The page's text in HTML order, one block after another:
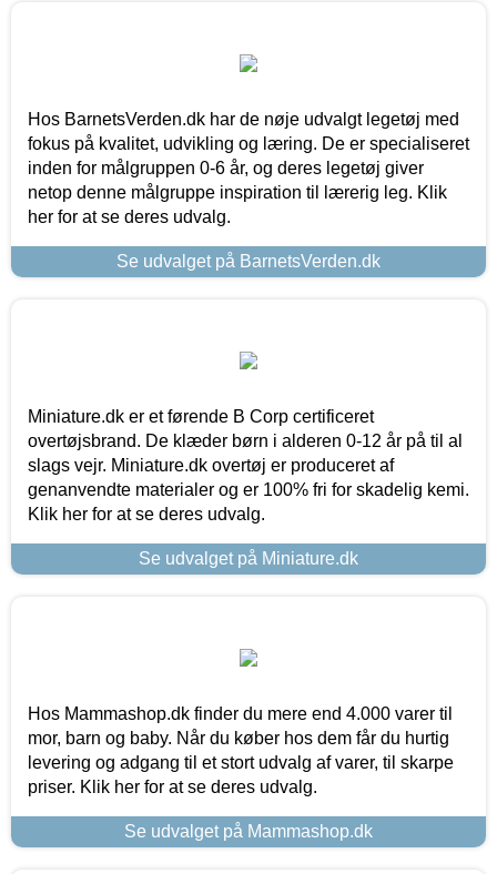
Hos BarnetsVerden.dk har de nøje udvalgt legetøj med
fokus på kvalitet, udvikling og læring. De er specialiseret
inden for målgruppen 0-6 år, og deres legetøj giver
netop denne målgruppe inspiration til lærerig leg. Klik
her for at se deres udvalg.
Se udvalget på BarnetsVerden.dk
Miniature.dk er et førende B Corp certificeret
overtøjsbrand. De klæder børn i alderen 0-12 år på til al
slags vejr. Miniature.dk overtøj er produceret af
genanvendte materialer og er 100% fri for skadelig kemi.
Klik her for at se deres udvalg.
Se udvalget på Miniature.dk
Hos Mammashop.dk finder du mere end 4.000 varer til
mor, barn og baby. Når du køber hos dem får du hurtig
levering og adgang til et stort udvalg af varer, til skarpe
priser. Klik her for at se deres udvalg.
Se udvalget på Mammashop.dk